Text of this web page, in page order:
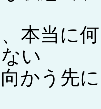
本当に
い
かう先